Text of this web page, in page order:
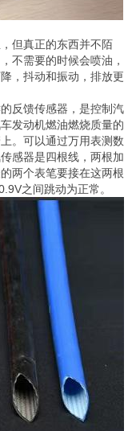
但真正的东西并不陌
不需要的时候会喷油，
，抖动和振动，排放更
反馈传感器，是控制汽
发动机燃油燃烧质量的
。可以通过万用表测数
感器是四根线，两根加
两个表笔要接在这两根
之间跳动为正常。